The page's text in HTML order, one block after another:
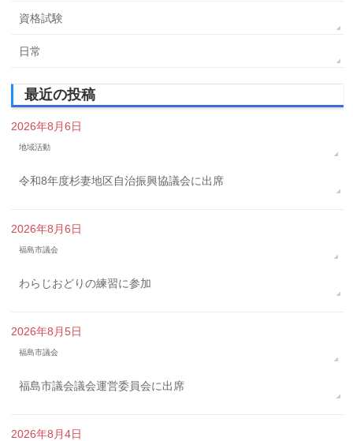
資格試験
日常
最近の投稿
2026年8月6日
地域活動
令和8年度杉妻地区自治振興協議会に出席
2026年8月6日
福島市議会
わらじおどりの練習に参加
2026年8月5日
福島市議会
福島市議会議会運営委員会に出席
2026年8月4日